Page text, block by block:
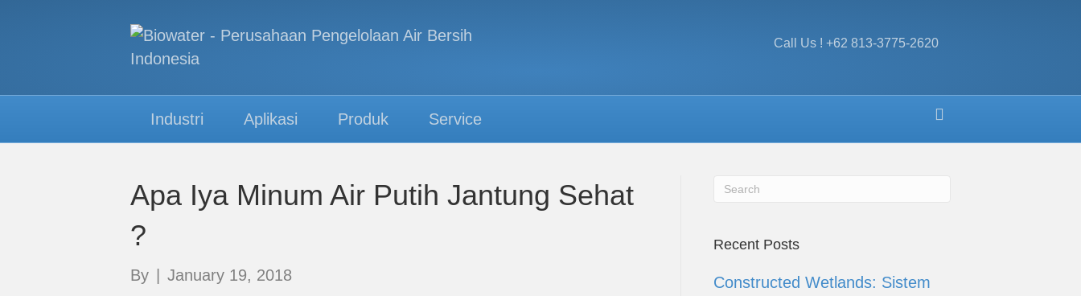
Call Us ! +62 813-3775-2620
Industri Aplikasi Produk Service
Apa Iya Minum Air Putih Jantung Sehat
?
By January 19, 2018
Recent Posts
Constructed Wetlands: Sistem